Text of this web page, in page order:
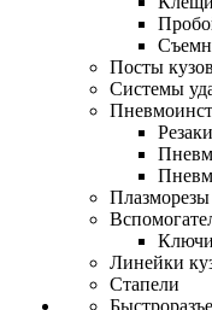
Посты
Системы
Плазморезы
Линейки
Стапели